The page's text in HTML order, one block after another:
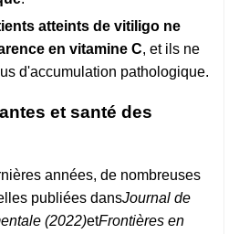
atteints de vitiligo ne
en vitamine C, et ils ne
d'accumulation pathologique.
et santé des
années, de nombreuses
publiées dansJournal de
(2022)etFrontières en